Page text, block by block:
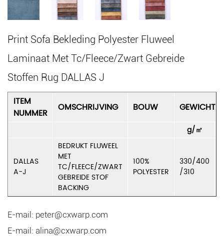
Print Sofa Bekleding Polyester Fluweel
Laminaat Met Tc/Fleece/Zwart Gebreide
Stoffen Rug DALLAS J
ITEM
NUMMER
OMSCHRIJVING BOUW GEWICHT
g/㎡
DALLAS
A-J
BEDRUKT FLUWEEL
MET
TC/FLEECE/ZWART
GEBREIDE STOF
BACKING
100%
POLYESTER
330/400
/310
E-mail: peter@cxwarp.com
E-mail: alina@cxwarp.com